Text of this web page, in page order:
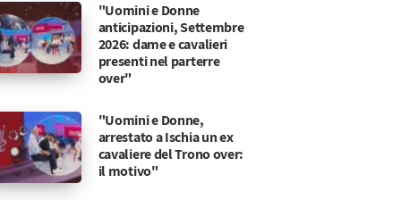
"Uomini e Donne
anticipazioni, Settembre
2026: dame e cavalieri
presenti nel parterre
over"
"Uomini e Donne,
arrestato a Ischia un ex
cavaliere del Trono over:
il motivo"